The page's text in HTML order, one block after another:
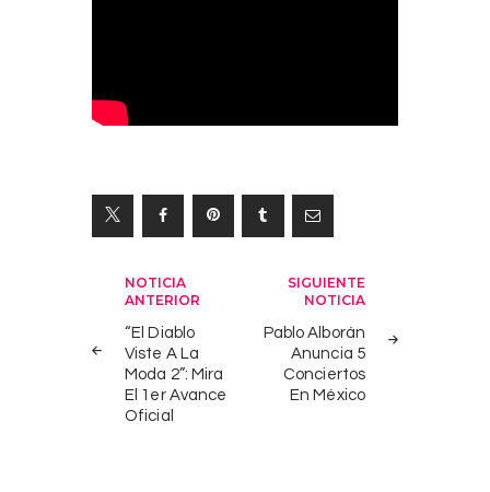
Navegación
entradas
NOTICIA
ANTERIOR
“El Diablo
Viste A La
Moda 2”: Mira
El 1er Avance
Oficial
SIGUIENTE
NOTICIA
Pablo Alborán
Anuncia 5
Conciertos
En México